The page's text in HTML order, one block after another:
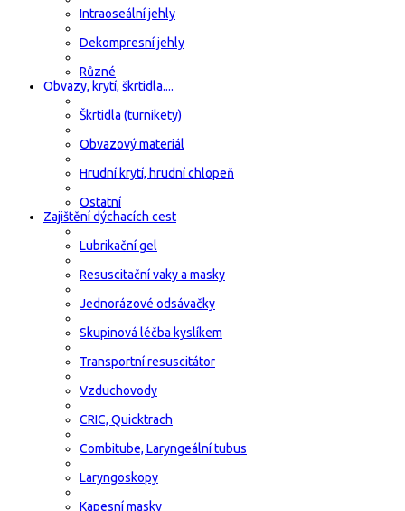
Intraoseální jehly
Dekompresní jehly
Různé
Obvazy, krytí, škrtidla....
Škrtidla (turnikety)
Obvazový materiál
Hrudní krytí, hrudní chlopeň
Ostatní
Zajištění dýchacích cest
Lubrikační gel
Resuscitační vaky a masky
Jednorázové odsávačky
Skupinová léčba kyslíkem
Transportní resuscitátor
Vzduchovody
CRIC, Quicktrach
Combitube, Laryngeální tubus
Laryngoskopy
Kapesní masky